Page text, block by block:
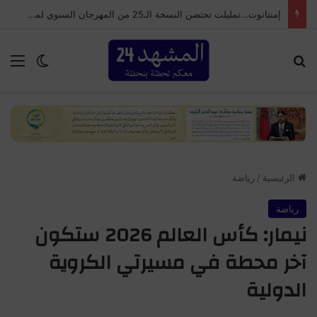
نادية تهامي تطالب بحماية العاملين الاجتماعيين وتحسين أجورهم وضمان التغطية الاجتماعية
الوضع
الرئيسية / رياضة
رياضة
نيمار: كأس العالم 2026 ستكون
آخر محطة في مسيرتي الكروية
الدولية